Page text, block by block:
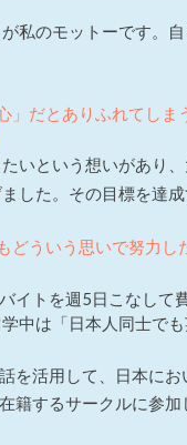
が私のモットーです。
だとありふれてしま
いという想いがあり
した。その目標を達成
ういう思いで努力し
イトを週5日こなして
中は「日本人同士で
を活用して、日本に
籍するサークルに参